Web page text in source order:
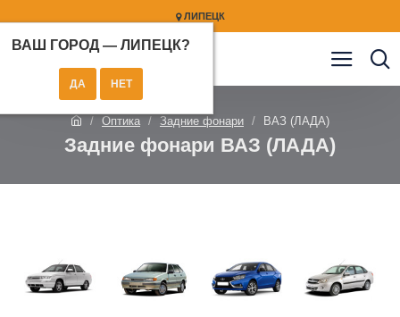
ЛИПЕЦК
ВАШ ГОРОД — ЛИПЕЦК?
Оптика Задние фонари ВАЗ (ЛАДА)
Задние фонари ВАЗ (ЛАДА)